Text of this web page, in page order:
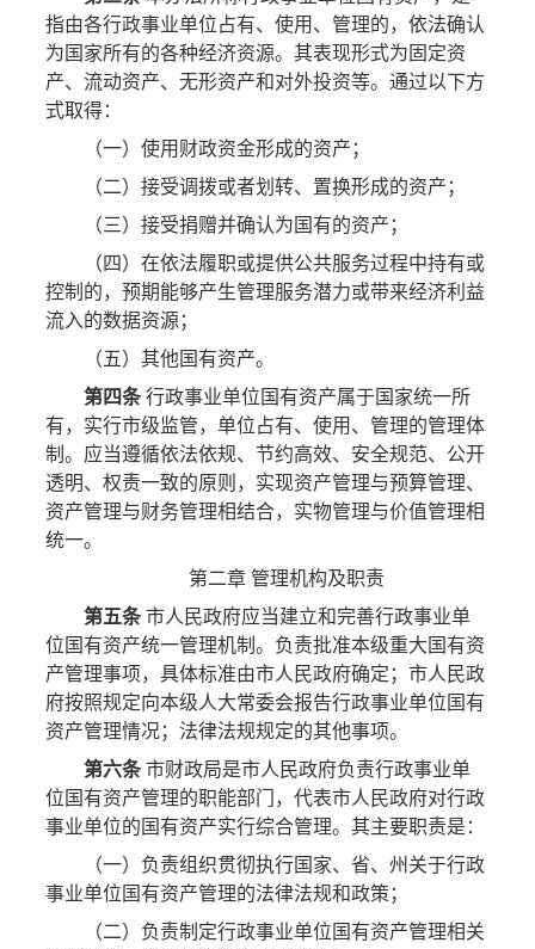
指由各行政事业单位占有、使用、管理的，依法确认
为国家所有的各种经济资源。其表现形式为固定资
产、流动资产、无形资产和对外投资等。通过以下方
式取得：
（一）使用财政资金形成的资产；
（二）接受调拨或者划转、置换形成的资产；
（三）接受捐赠并确认为国有的资产；
（四）在依法履职或提供公共服务过程中持有或
控制的，预期能够产生管理服务潜力或带来经济利益
流入的数据资源；
（五）其他国有资产。
第四条行政事业单位国有资产属于国家统一所
有，实行市级监管，单位占有、使用、管理的管理体
制。应当遵循依法依规、节约高效、安全规范、公开
透明、权责一致的原则，实现资产管理与预算管理、
资产管理与财务管理相结合，实物管理与价值管理相
统一。
第二章 管理机构及职责
第五条市人民政府应当建立和完善行政事业单
位国有资产统一管理机制。负责批准本级重大国有资
产管理事项，具体标准由市人民政府确定；市人民政
府按照规定向本级人大常委会报告行政事业单位国有
资产管理情况；法律法规规定的其他事项。
第六条市财政局是市人民政府负责行政事业单
位国有资产管理的职能部门，代表市人民政府对行政
事业单位的国有资产实行综合管理。其主要职责是：
（一）负责组织贯彻执行国家、省、州关于行政
事业单位国有资产管理的法律法规和政策；
（二）负责制定行政事业单位国有资产管理相关